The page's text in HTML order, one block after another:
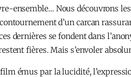
ensemble… Nous découvrons
d’un carcan
dernières se fondent dans
fières. Mais s’envoler
émus par la lucidité,